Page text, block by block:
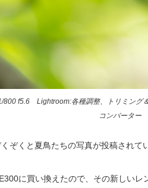
800 f5.6 Lightroom:各種調整、トリミング
コンバーター
ぞくと夏鳥たちの写真が投稿され
に買い換えたので、その新しいレ